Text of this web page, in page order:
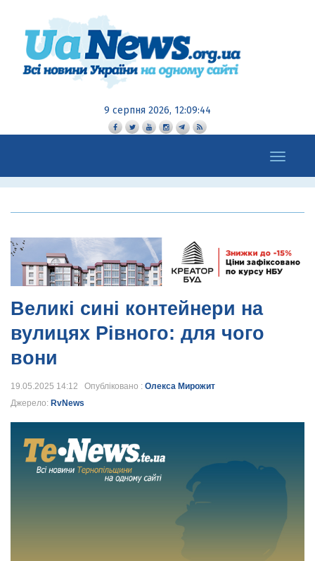
9 серпня 2026, 12:09:45
Toggle
navigation
Великі сині контейнери на
вулицях Рівного: для чого
вони
19.05.2025 14:12 Опубліковано : Олекса Мирожит
Джерело: RvNews